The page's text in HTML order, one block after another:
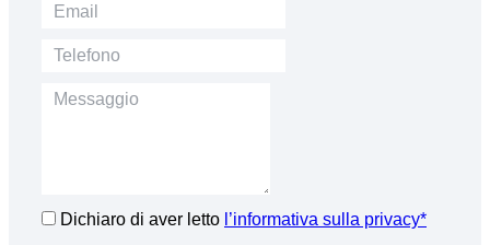
Dichiaro di aver letto l’informativa sulla privacy*